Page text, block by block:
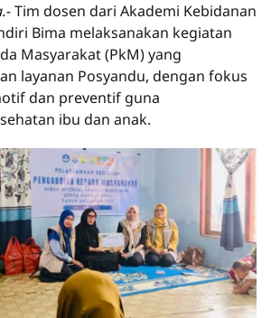
Tim dosen dari Akademi Kebidanan
Bima melaksanakan kegiatan
Masyarakat (PkM) yang
layanan Posyandu, dengan fokus
dan preventif guna
ibu dan anak.